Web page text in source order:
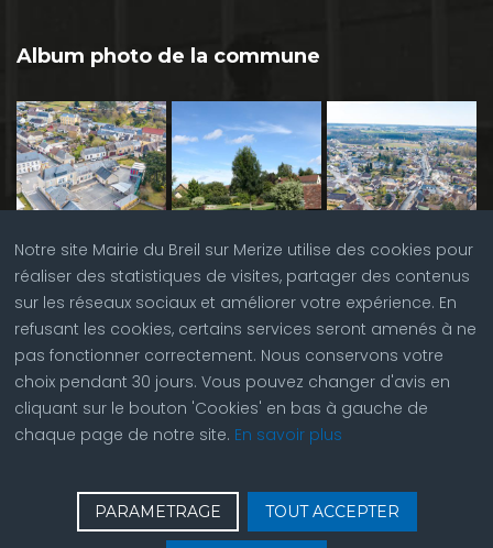
Notre site Mairie du Breil sur Merize utilise des cookies pour
réaliser des statistiques de visites, partager des contenus
sur les réseaux sociaux et améliorer votre expérience. En
refusant les cookies, certains services seront amenés à ne
pas fonctionner correctement. Nous conservons votre
choix pendant 30 jours. Vous pouvez changer d'avis en
cliquant sur le bouton 'Cookies' en bas à gauche de
chaque page de notre site. En savoir plus
PARAMETRAGE TOUT ACCEPTER
Album photo de la commune
Contactez nous | © Copyright 2023 |Plan du site|
Réalisation du site parABC Site Web| Seconnecter| Accès